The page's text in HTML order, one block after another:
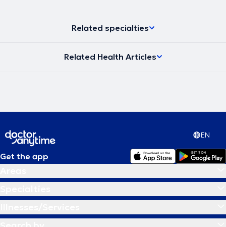
Related specialties
Related Health Articles
EN
Get the app